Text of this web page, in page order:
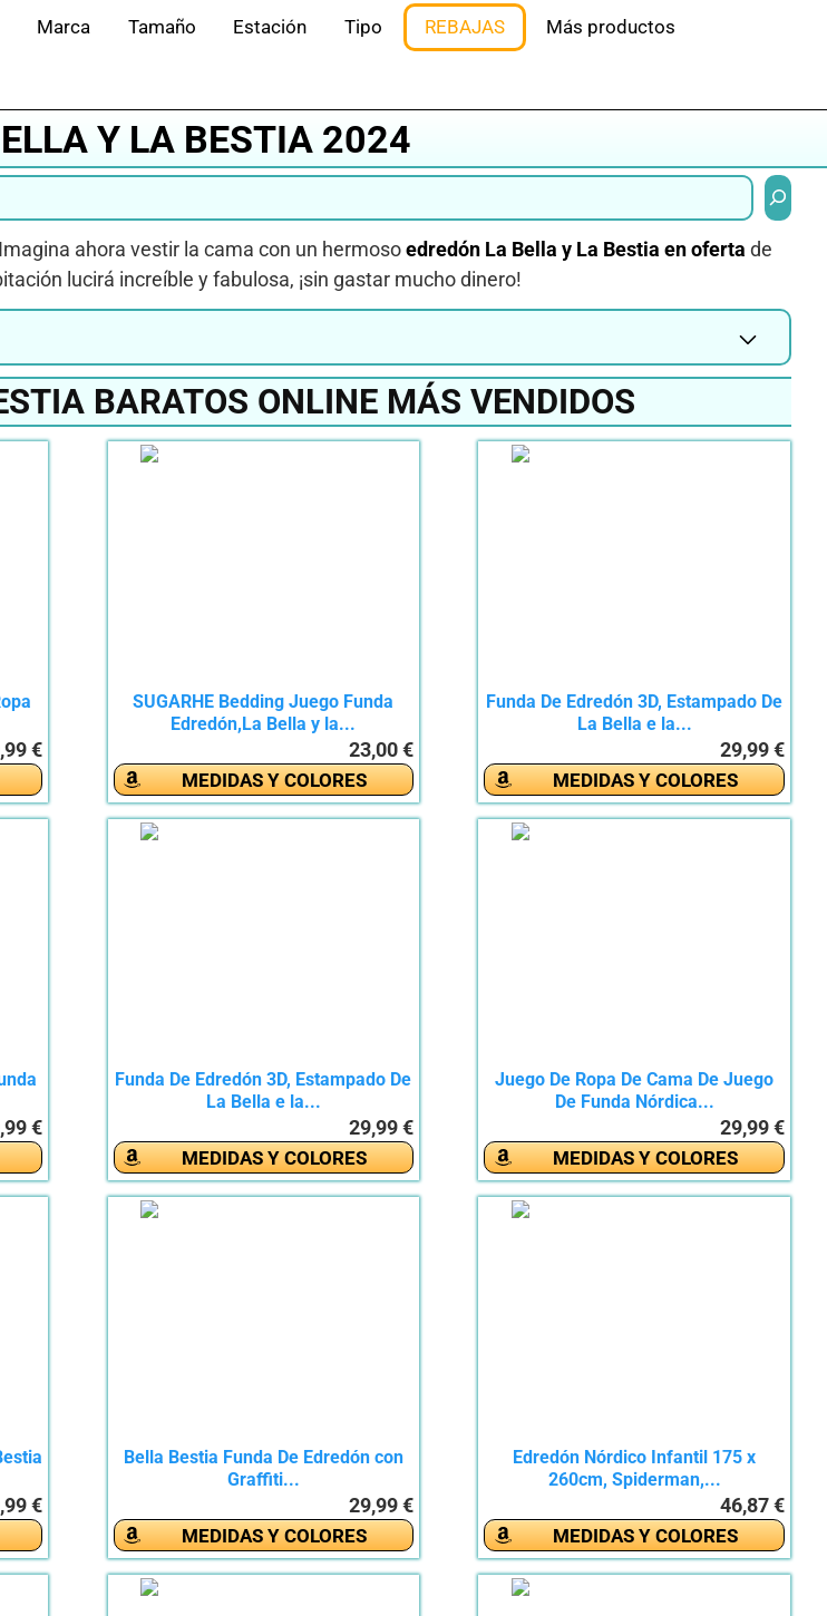
Marca Tamaño Estación Tipo REBAJAS Más productos
Y LA BESTIA 2024
Buscar
ahora vestir la cama con un hermosoedredón La Bella y La Bestia en oferta de
lucirá increíble y fabulosa, ¡sin gastar mucho dinero!
BARATOS ONLINE MÁS VENDIDOS
€
SUGARHE Bedding Juego Funda
Edredón,La Bella y la...
23,00 €
MEDIDAS Y COLORES
Funda De Edredón 3D, Estampado De
La Bella e la...
29,99 €
MEDIDAS Y COLORES
€
Funda De Edredón 3D, Estampado De
La Bella e la...
29,99 €
MEDIDAS Y COLORES
Juego De Ropa De Cama De Juego
De Funda Nórdica...
29,99 €
MEDIDAS Y COLORES
€
Bella Bestia Funda De Edredón con
Graffiti...
29,99 €
MEDIDAS Y COLORES
Edredón Nórdico Infantil 175 x
260cm, Spiderman,...
46,87 €
MEDIDAS Y COLORES